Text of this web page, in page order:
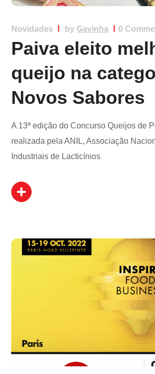
Novidades by Gavinha 0
Paiva eleito
queijo na
Novos Sabores
A 13ª edição do Concurso Queijos de
realizada pela ANIL, Associação
Industriais de Lacticínios